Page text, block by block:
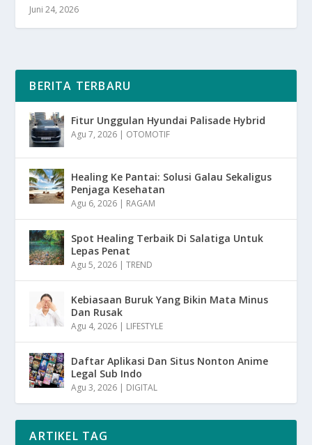
Juni 24, 2026
BERITA TERBARU
Fitur Unggulan Hyundai Palisade Hybrid
Agu 7, 2026 | OTOMOTIF
Healing Ke Pantai: Solusi Galau Sekaligus
Penjaga Kesehatan
Agu 6, 2026 | RAGAM
Spot Healing Terbaik Di Salatiga Untuk
Lepas Penat
Agu 5, 2026 |TREND
Kebiasaan Buruk Yang Bikin Mata Minus
Dan Rusak
Agu 4, 2026 | LIFESTYLE
Daftar Aplikasi Dan Situs Nonton Anime
Legal Sub Indo
Agu 3, 2026 | DIGITAL
ARTIKEL TAG